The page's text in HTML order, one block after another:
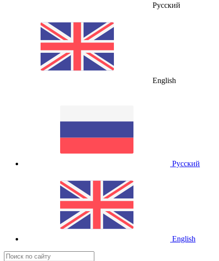
Русский
English
Русский
English